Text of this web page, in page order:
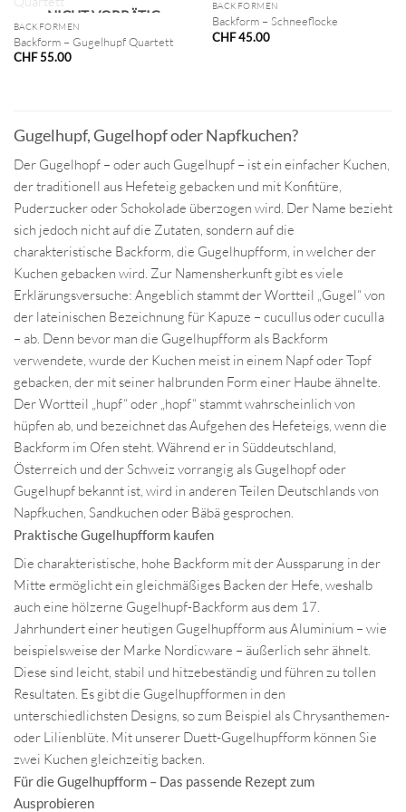
NICHT VORRÄTIG
BACKFORMEN
Backform – Gugelhupf Quartett
CHF55.00
NICHT VORRÄTIG
BACKFORMEN
Backform – Schneeflocke
CHF45.00
Gugelhupf, Gugelhopf oder Napfkuchen?
Der Gugelhopf – oder auch Gugelhupf – ist ein einfacher Kuchen,
der traditionell aus Hefeteig gebacken und mit Konfitüre,
Puderzucker oder Schokolade überzogen wird. Der Name bezieht
sich jedoch nicht auf die Zutaten, sondern auf die
charakteristische Backform, die Gugelhupfform, in welcher der
Kuchen gebacken wird. Zur Namensherkunft gibt es viele
Erklärungsversuche: Angeblich stammt der Wortteil „Gugel“ von
der lateinischen Bezeichnung für Kapuze – cucullus oder cuculla
– ab. Denn bevor man die Gugelhupfform als Backform
verwendete, wurde der Kuchen meist in einem Napf oder Topf
gebacken, der mit seiner halbrunden Form einer Haube ähnelte.
Der Wortteil „hupf“ oder „hopf“ stammt wahrscheinlich von
hüpfen ab, und bezeichnet das Aufgehen des Hefeteigs, wenn die
Backform im Ofen steht. Während er in Süddeutschland,
Österreich und der Schweiz vorrangig als Gugelhopf oder
Gugelhupf bekannt ist, wird in anderen Teilen Deutschlands von
Napfkuchen, Sandkuchen oder Bäbä gesprochen.
Praktische Gugelhupfform kaufen
Die charakteristische, hohe Backform mit der Aussparung in der
Mitte ermöglicht ein gleichmäßiges Backen der Hefe, weshalb
auch eine hölzerne Gugelhupf-Backform aus dem 17.
Jahrhundert einer heutigen Gugelhupfform aus Aluminium – wie
beispielsweise der Marke Nordicware – äußerlich sehr ähnelt.
Diese sind leicht, stabil und hitzebeständig und führen zu tollen
Resultaten. Es gibt die Gugelhupfformen in den
unterschiedlichsten Designs, so zum Beispiel als Chrysanthemen-
oder Lilienblüte. Mit unserer Duett-Gugelhupfform können Sie
zwei Kuchen gleichzeitig backen.
Für die Gugelhupfform – Das passende Rezept zum
Ausprobieren